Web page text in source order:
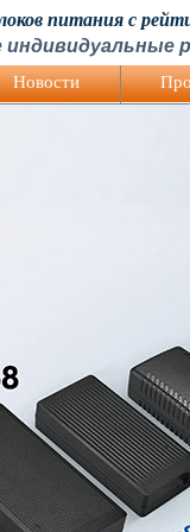
питания с
Hовости